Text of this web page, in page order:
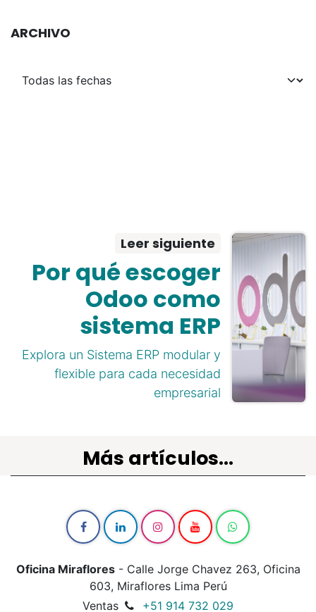
ARCHIVO
Leer siguiente
Por qué escoger
Odoo como
sistema ERP
Explora un Sistema ERP modular y
flexible para cada necesidad
empresarial
Más artículos...
Oficina Miraflores- Calle Jorge Chavez 263, Oficina
603, Miraflores Lima Perú
Ventas
+51 914 732 029